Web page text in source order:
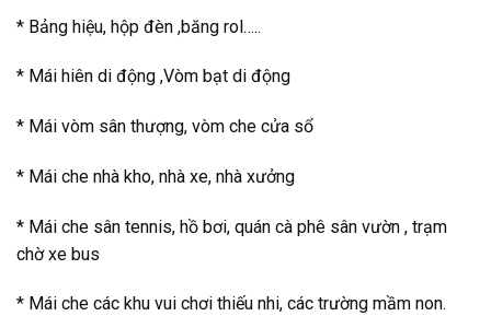
* Bảng hiệu, hộp đèn ,băng rol…..
* Mái hiên di động ,Vòm bạt di động
* Mái vòm sân thượng, vòm che cửa sổ
* Mái che nhà kho, nhà xe, nhà xưởng
* Mái che sân tennis, hồ bơi, quán cà phê sân vườn , trạm
chờ xe bus
* Mái che các khu vui chơi thiếu nhi, các trường mầm non.